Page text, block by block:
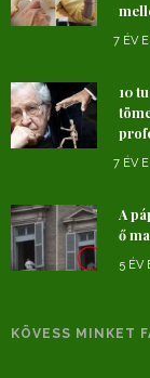
7 ÉV
10
7 ÉV
A
ő
5 ÉV
KÖVESS MINKET